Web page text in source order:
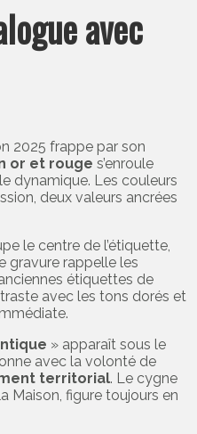
avec
2025 frappe par son
or et rouge s’enroule
dynamique. Les couleurs
deux valeurs ancrées
le centre de l’étiquette,
gravure rappelle les
étiquettes de
avec les tons dorés et
» apparaît sous le
avec la volonté de
territorial. Le cygne
Maison, figure toujours en